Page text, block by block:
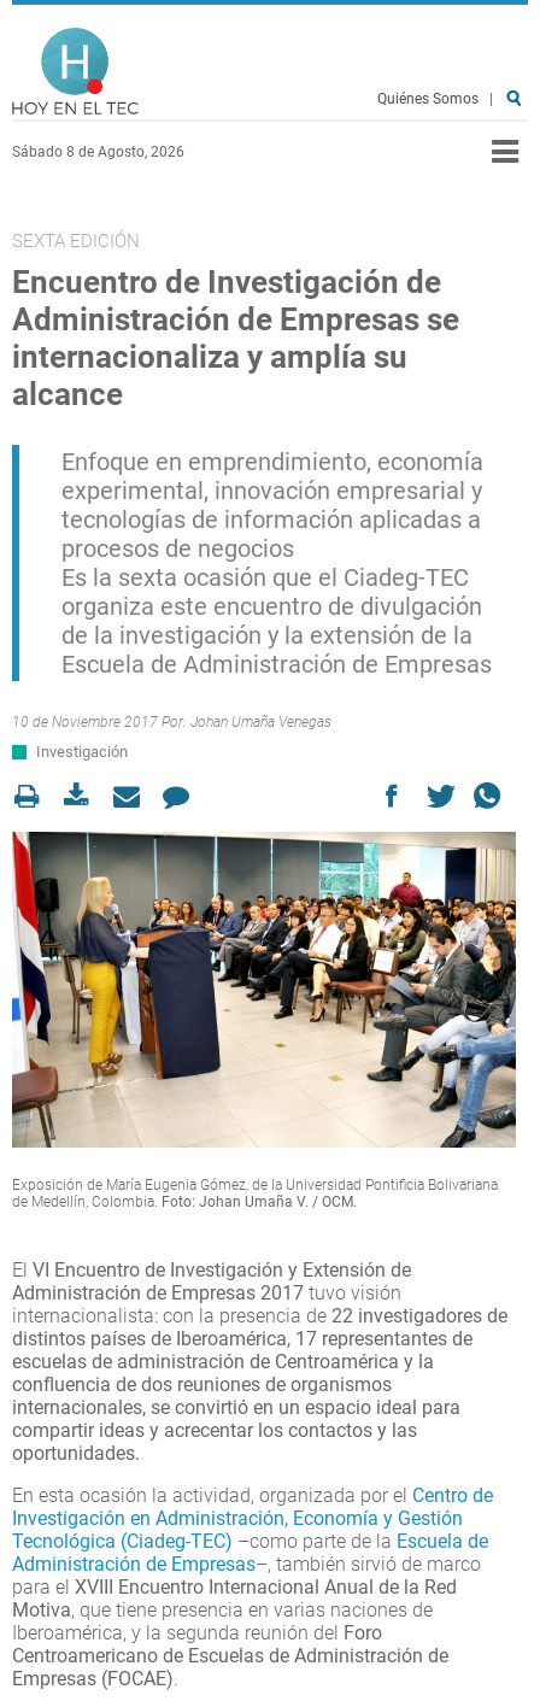
Pasar al contenido principal
Sábado 8 de Agosto, 2026
Quiénes Somos
SEXTA EDICIÓN
Encuentro de Investigación de
Administración de Empresas se
internacionaliza y amplía su
alcance
Enfoque en emprendimiento, economía
experimental, innovación empresarial y
tecnologías de información aplicadas a
procesos de negocios
Es la sexta ocasión que el Ciadeg-TEC
organiza este encuentro de divulgación
de la investigación y la extensión de la
Escuela de Administración de Empresas
10 de Noviembre 2017 Por: Johan Umaña Venegas
Investigación
Exposición de María Eugenia Gómez, de la Universidad Pontificia Bolivariana
de Medellín, Colombia. Foto: Johan Umaña V. / OCM.
El VI Encuentro de Investigación y Extensión de
Administración de Empresas 2017 tuvo visión
internacionalista: con la presencia de 22 investigadores de
distintos países de Iberoamérica, 17 representantes de
escuelas de administración de Centroamérica y la
confluencia de dos reuniones de organismos
internacionales, se convirtió en un espacio ideal para
compartir ideas y acrecentar los contactos y las
oportunidades.
En esta ocasión la actividad, organizada por el Centro de
Investigación en Administración, Economía y Gestión
Tecnológica (Ciadeg-TEC) –como parte de la Escuela de
Administración de Empresas–, también sirvió de marco
para el XVIII Encuentro Internacional Anual de la Red
Motiva, que tiene presencia en varias naciones de
Iberoamérica, y la segunda reunión del Foro
Centroamericano de Escuelas de Administración de
Empresas (FOCAE).